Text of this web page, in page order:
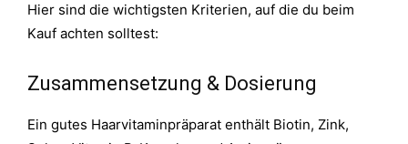
Hier sind die wichtigsten Kriterien, auf die du beim
Kauf achten solltest:
Zusammensetzung & Dosierung
Ein gutes Haarvitaminpräparat enthält Biotin, Zink,